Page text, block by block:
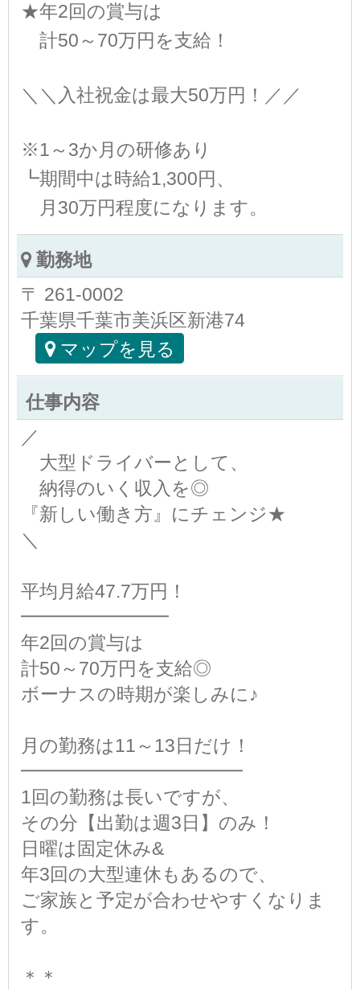
★年2回の賞与は
計50～70万円を支給！
＼＼入社祝金は最大50万円！／／
※1～3か月の研修あり
┗期間中は時給1,300円、
月30万円程度になります。
勤務地
〒 261-0002
千葉県千葉市美浜区新港74
マップを見る
仕事内容
／
大型ドライバーとして、
納得のいく収入を◎
『新しい働き方』にチェンジ★
＼
平均月給47.7万円！
━━━━━━━━
年2回の賞与は
計50～70万円を支給◎
ボーナスの時期が楽しみに♪
月の勤務は11～13日だけ！
━━━━━━━━━━━━
1回の勤務は長いですが、
その分【出勤は週3日】のみ！
日曜は固定休み&
年3回の大型連休もあるので、
ご家族と予定が合わせやすくなりま
す。
＊＊